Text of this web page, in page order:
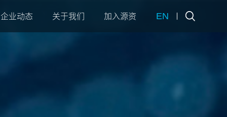
企业动态 关于我们 加入源资 EN